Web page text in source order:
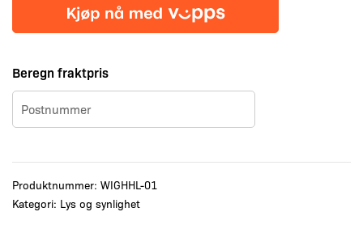
Beregn fraktpris
Produktnummer: WIGHHL-01
Kategori: Lys og synlighet